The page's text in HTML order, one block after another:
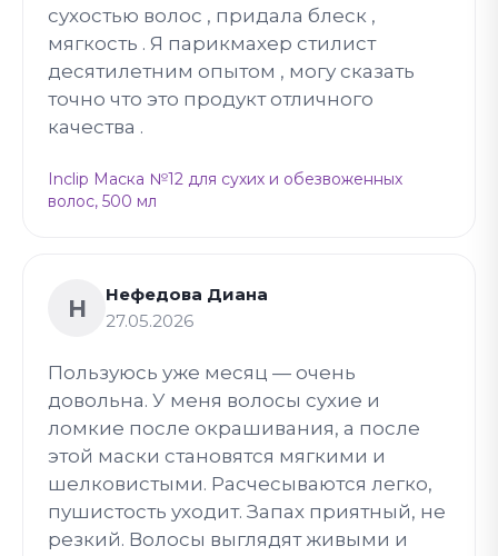
сухостью волос , придала блеск ,
мягкость . Я парикмахер стилист
десятилетним опытом , могу сказать
точно что это продукт отличного
качества .
Inclip Маска №12 для сухих и обезвоженных
волос, 500 мл
Н
Нефедова Диана
27.05.2026
Пользуюсь уже месяц — очень
довольна. У меня волосы сухие и
ломкие после окрашивания, а после
этой маски становятся мягкими и
шелковистыми. Расчесываются легко,
пушистость уходит. Запах приятный, не
резкий. Волосы выглядят живыми и